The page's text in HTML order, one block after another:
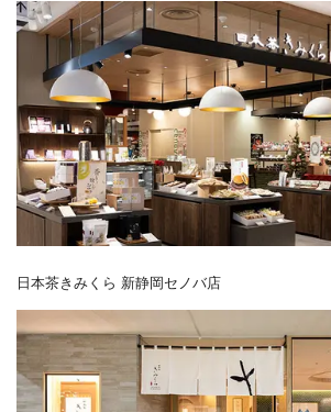
日本茶きみくら 新静岡セノバ店